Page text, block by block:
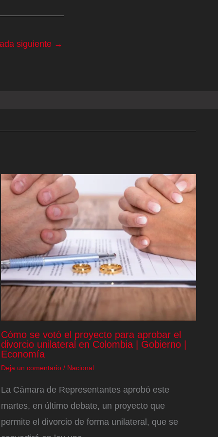
siguiente →
Cómo se votó el proyecto para aprobar el
divorcio unilateral en Colombia | Gobierno |
Economía
Deja un comentario / Nacional
La Cámara de Representantes aprobó este
martes, en último debate, un proyecto que
permite el divorcio de forma unilateral, que se